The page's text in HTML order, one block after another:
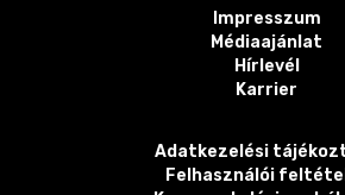
Impresszum
Médiaajánlat
Hírlevél
Karrier
Adatkezelési
Felhasználói